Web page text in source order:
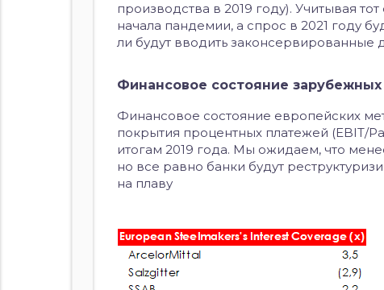
производства в 2019 году). Учитывая
начала пандемии, а спрос в 2021 году
ли будут вводить законсервированные
Финансовое состояние
Финансовое состояние европейских
покрытия процентных платежей (EBIT/
итогам 2019 года. Мы ожидаем, что
но все равно банки будут
на плаву